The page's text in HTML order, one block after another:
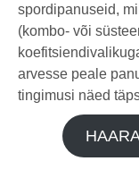
spordipanuseid,
(kombo- või
arvesse peale
tingimusi näed